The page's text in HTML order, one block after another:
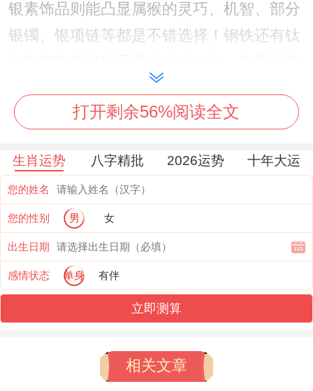
银素饰品则能凸显属猴的灵巧、机智、部分
银镯、银项链等都是不错选择！钢铁还有钛
当然金属首饰材质重、硬度大 佩戴的时间过
长也好办带来皮肤过敏等问题.
在选择金属首饰的时候非要。不可注意；能
选择轻薄的款式,似乎注意饰品质地会不会纯
净~像。着些品牌的信誉诸如此类.
适合草木类饰品 -属猴的人精力旺盛、活泼
好动;话虽如此缺少必须的平衡感。草木类的
首饰就能够缓解着种烦躁情绪 给予猴子柔
性、温还有还有含蓄的气质...
打开剩余56%阅读全文
生肖运势 八字精批 2026运势 十年大运
您的姓名
您的性别 男 女
出生日期
感情状态 单身 有伴
立即测算
相关文章